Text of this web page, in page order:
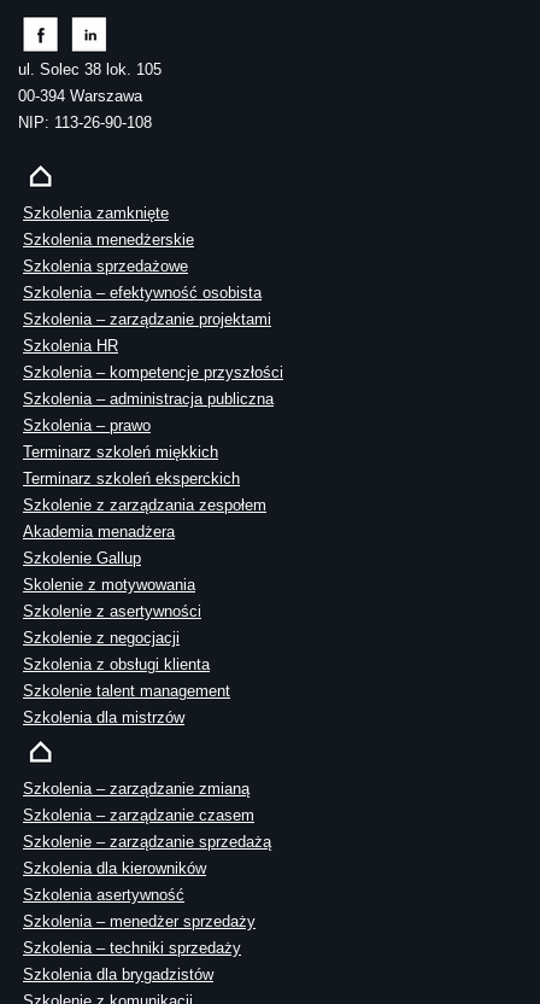
ul. Solec 38 lok. 105
00-394 Warszawa
NIP: 113-26-90-108
Szkolenia zamknięte
Szkolenia menedżerskie
Szkolenia sprzedażowe
Szkolenia – efektywność osobista
Szkolenia – zarządzanie projektami
Szkolenia HR
Szkolenia – kompetencje przyszłości
Szkolenia – administracja publiczna
Szkolenia – prawo
Terminarz szkoleń miękkich
Terminarz szkoleń eksperckich
Szkolenie z zarządzania zespołem
Akademia menadżera
Szkolenie Gallup
Skolenie z motywowania
Szkolenie z asertywności
Szkolenie z negocjacji
Szkolenia z obsługi klienta
Szkolenie talent management
Szkolenia dla mistrzów
Szkolenia – zarządzanie zmianą
Szkolenia – zarządzanie czasem
Szkolenie – zarządzanie sprzedażą
Szkolenia dla kierowników
Szkolenia asertywność
Szkolenia – menedżer sprzedaży
Szkolenia – techniki sprzedaży
Szkolenia dla brygadzistów